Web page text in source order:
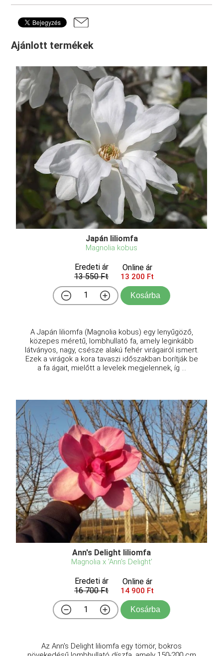
Ajánlott termékek
Japán liliomfa
Magnolia kobus
Eredeti ár
13 550 Ft
Online ár
13 200 Ft
Kosárba
A Japán liliomfa (Magnolia kobus) egy lenyűgöző,
közepes méretű, lombhullató fa, amely leginkább
látványos, nagy, csésze alakú fehér virágairól ismert.
Ezek a virágok a kora tavaszi időszakban borítják be
a fa ágait, mielőtt a levelek megjelennek, íg ...
Ann's Delight liliomfa
Magnolia x 'Ann's Delight'
Eredeti ár
16 700 Ft
Online ár
14 900 Ft
Kosárba
Az Ann's Delight liliomfa egy tömör, bokros